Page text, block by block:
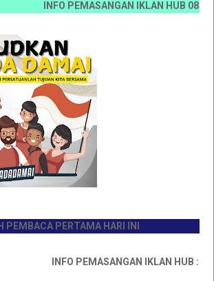
INFO PEMASANGAN IKLAN HUB 0812
PERTAMA HARI INI
INFO PEMASANGAN IKLAN HUB :